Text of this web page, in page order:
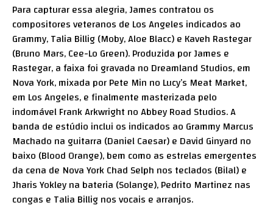
Para capturar essa alegria, James contratou os
compositores veteranos de Los Angeles indicados ao
Grammy, Talia Billig (Moby, Aloe Blacc) e Kaveh Rastegar
(Bruno Mars, Cee-Lo Green). Produzida por James e
Rastegar, a faixa foi gravada no Dreamland Studios, em
Nova York, mixada por Pete Min no Lucy’s Meat Market,
em Los Angeles, e finalmente masterizada pelo
indomável Frank Arkwright no Abbey Road Studios. A
banda de estúdio inclui os indicados ao Grammy Marcus
Machado na guitarra (Daniel Caesar) e David Ginyard no
baixo (Blood Orange), bem como as estrelas emergentes
da cena de Nova York Chad Selph nos teclados (Bilal) e
Jharis Yokley na bateria (Solange), Pedrito Martinez nas
congas e Talia Billig nos vocais e arranjos.